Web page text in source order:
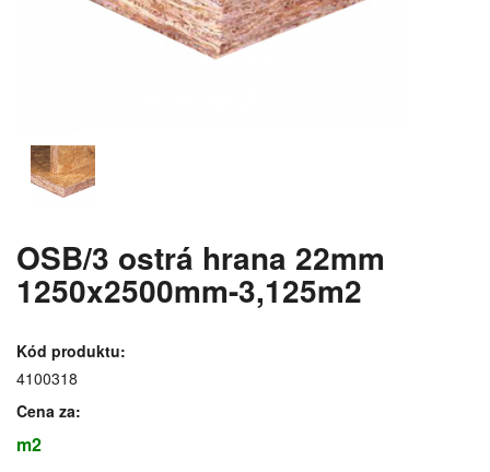
OSB/3 ostrá hrana 22mm
1250x2500mm-3,125m2
Kód produktu:
4100318
Cena za:
m2